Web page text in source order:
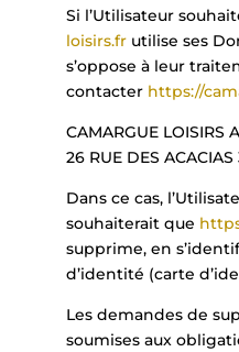
Si l’Utilisateur
loisirs.fr utilise ses
s’oppose à leur
contacter https://
CAMARGUE LOISIRS
26 RUE DES
Dans ce cas,
souhaiterait que
supprime, en
d’identité (carte
Les demandes de
soumises aux